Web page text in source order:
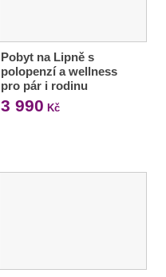
Pobyt na Lipně s
polopenzí a wellness
pro pár i rodinu
3 990 Kč